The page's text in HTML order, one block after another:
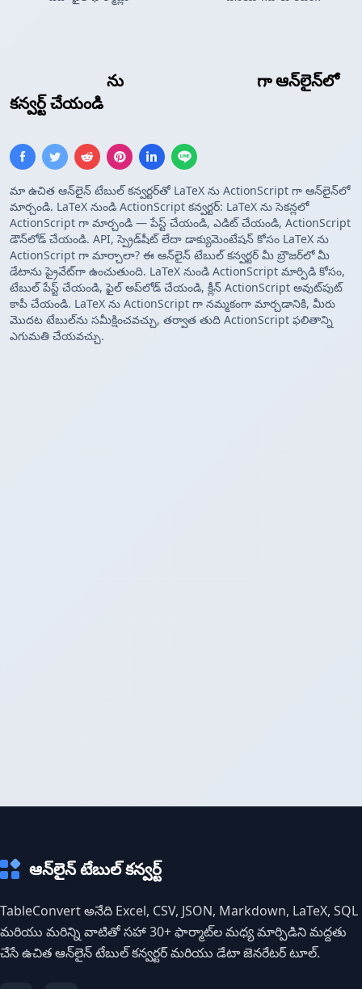
ను
గా ఆన్‌లైన్‌లో
కన్వర్ట్ చేయండి
మా ఉచిత ఆన్‌లైన్ టేబుల్ కన్వర్టర్‌తో LaTeX ను ActionScript గా ఆన్‌లైన్‌లో
మార్చండి. LaTeX నుండి ActionScript కన్వర్టర్: LaTeX ను సెకన్లలో
ActionScript గా మార్చండి — పేస్ట్ చేయండి, ఎడిట్ చేయండి, ActionScript
డౌన్‌లోడ్ చేయండి. API, స్ప్రెడ్‌షీట్ లేదా డాక్యుమెంటేషన్ కోసం LaTeX ను
ActionScript గా మార్చాలా? ఈ ఆన్‌లైన్ టేబుల్ కన్వర్టర్ మీ బ్రౌజర్‌లో మీ
డేటాను ప్రైవేట్‌గా ఉంచుతుంది. LaTeX నుండి ActionScript మార్పిడి కోసం,
టేబుల్ పేస్ట్ చేయండి, ఫైల్ అప్‌లోడ్ చేయండి, క్లీన్ ActionScript అవుట్‌పుట్
కాపీ చేయండి. LaTeX ను ActionScript గా నమ్మకంగా మార్చడానికి, మీరు
మొదట టేబుల్‌ను సమీక్షించవచ్చు, తర్వాత తుది ActionScript ఫలితాన్ని
ఎగుమతి చేయవచ్చు.
ఆన్‌లైన్ టేబుల్ కన్వర్ట్
TableConvert అనేది Excel, CSV, JSON, Markdown, LaTeX, SQL
మరియు మరిన్ని వాటితో సహా 30+ ఫార్మాట్‌ల మధ్య మార్పిడిని మద్దతు
చేసే ఉచిత ఆన్‌లైన్ టేబుల్ కన్వర్టర్ మరియు డేటా జెనరేటర్ టూల్.